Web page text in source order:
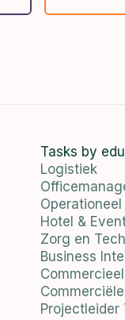
Tasks by
Logistiek
Hotel &
Zorg en
Business
Projectleider